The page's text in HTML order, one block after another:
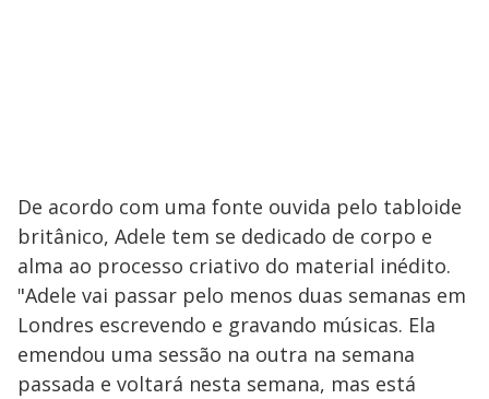
De acordo com uma fonte ouvida pelo tabloide
britânico, Adele tem se dedicado de corpo e
alma ao processo criativo do material inédito.
"Adele vai passar pelo menos duas semanas em
Londres escrevendo e gravando músicas. Ela
emendou uma sessão na outra na semana
passada e voltará nesta semana, mas está